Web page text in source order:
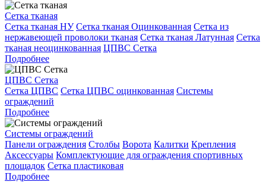
Сетка тканая
Сетка тканая НУ Сетка тканая Оцинкованная Сетка из
нержавеющей проволоки тканая Сетка тканая Латунная Сетка
тканая неоцинкованная ЦПВС Сетка
Подробнее
ЦПВС Сетка
Сетка ЦПВС Сетка ЦПВС оцинкованная Системы
ограждений
Подробнее
Системы ограждений
Панели ограждения Столбы Ворота Калитки Крепления
Аксессуары Комплектующие для ограждения спортивных
площадок Сетка пластиковая
Подробнее